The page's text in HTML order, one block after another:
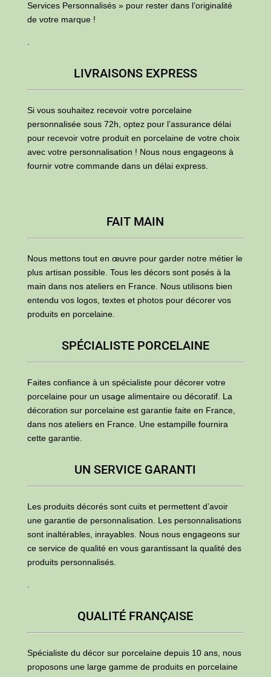
Services Personnalisés » pour rester dans l’originalité
de votre marque !
.
LIVRAISONS EXPRESS
Si vous souhaitez recevoir votre porcelaine
personnalisée sous 72h, optez pour l’assurance délai
pour recevoir votre produit en porcelaine de votre choix
avec votre personnalisation ! Nous nous engageons à
fournir votre commande dans un délai express.
FAIT MAIN
Nous mettons tout en œuvre pour garder notre métier le
plus artisan possible. Tous les décors sont posés à la
main dans nos ateliers en France. Nous utilisons bien
entendu vos logos, textes et photos pour décorer vos
produits en porcelaine.
SPÉCIALISTE PORCELAINE
Faites confiance à un spécialiste pour décorer votre
porcelaine pour un usage alimentaire ou décoratif. La
décoration sur porcelaine est garantie faite en France,
dans nos ateliers en France. Une estampille fournira
cette garantie.
UN SERVICE GARANTI
Les produits décorés sont cuits et permettent d’avoir
une garantie de personnalisation. Les personnalisations
sont inaltérables, inrayables. Nous nous engageons sur
ce service de qualité en vous garantissant la qualité des
produits personnalisés.
.
QUALITÉ FRANÇAISE
Spécialiste du décor sur porcelaine depuis 10 ans, nous
proposons une large gamme de produits en porcelaine